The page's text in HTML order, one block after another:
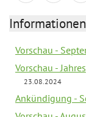
Vorschau -
Vorschau -
23.08.2024
Ankündigung -